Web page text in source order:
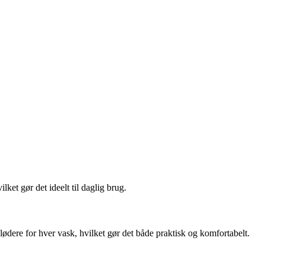
gør det ideelt til daglig brug.
for hver vask, hvilket gør det både praktisk og komfortabelt.